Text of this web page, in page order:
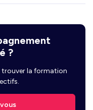
?
trouver la formation